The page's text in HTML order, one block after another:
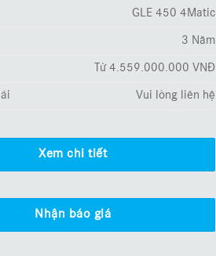
GLE 450 4Matic
3 Năm
Từ 4.559.000.000 VNĐ
Vui lòng liên hệ
Xem chi tiết
Nhận báo giá